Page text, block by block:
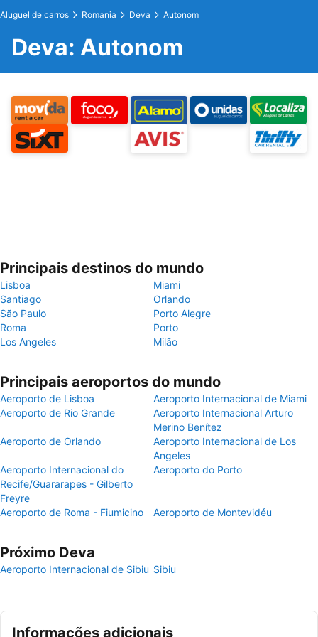
Aluguel de carros Romania Deva Autonom
Deva: Autonom
Principais destinos do mundo
Lisboa
Miami
Santiago
Orlando
São Paulo
Porto Alegre
Roma
Porto
Los Angeles
Milão
Principais aeroportos do mundo
Aeroporto de Lisboa
Aeroporto Internacional de Miami
Aeroporto de Rio Grande
Aeroporto Internacional Arturo
Merino Benítez
Aeroporto de Orlando
Aeroporto Internacional de Los
Angeles
Aeroporto Internacional do
Recife/Guararapes - Gilberto
Freyre
Aeroporto do Porto
Aeroporto de Roma - Fiumicino Aeroporto de Montevidéu
Próximo Deva
Aeroporto Internacional de Sibiu Sibiu
Informações adicionais